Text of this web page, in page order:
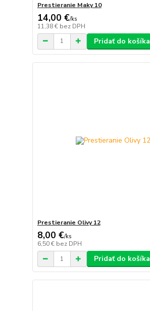
Prestieranie Maky 10
14,00 €/ks
11,38 € bez DPH
Pridať do košíka
Prestieranie Olivy 12
8,00 €/ks
6,50 € bez DPH
Pridať do košíka